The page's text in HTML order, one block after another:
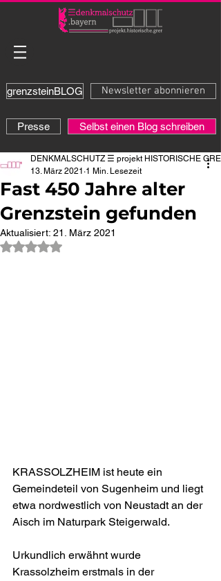
grenzsteinBLOG
Presse
Newsletter abonnieren
Selbst einen Blog schreiben
Fast 450 Jahre alter
Grenzstein gefunden
DENKMALSCHUTZ ☰ projekt HISTORISCHE
13. März 2021 1 Min. Lesezeit
Aktualisiert: 21. März 2021
Mit NaN von 5 Sternen bewertet.
KRASSOLZHEIM ist heute ein
Gemeindeteil von Sugenheim und liegt
etwa nordwestlich von Neustadt an der
Aisch im Naturpark Steigerwald.
Urkundlich erwähnt wurde
Krassolzheim erstmals in der